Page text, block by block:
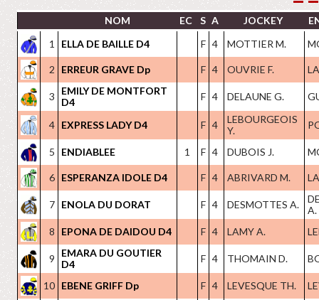
NOM EC S A JOCKEY
1
ELLA DE BAILLE D4 F 4 MOTTIER M.
2 ERREUR GRAVE Dp F 4 OUVRIE F.
3
EMILY DE MONTFORT
D4
F 4 DELAUNE G.
4 EXPRESS LADY D4 F 4
LEBOURGEOIS
Y.
5 ENDIABLEE 1 F 4 DUBOIS J.
6 ESPERANZA IDOLE D4 F 4 ABRIVARD M.
7 ENOLA DU DORAT F 4 DESMOTTES A.
A.
8
EPONA DE DAIDOU D4 F 4 LAMY A.
9
EMARA DU GOUTIER
D4
F 4 THOMAIN D.
10 EBENE GRIFF Dp F 4 LEVESQUE TH.